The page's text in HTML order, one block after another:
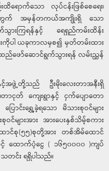
ာက်သော လုပ်ငန်းဖြစ်စေရေး၊
အတွက် အမှန်တကယ်အကျိုးရှိ သော
က်သွားကြရန်နှင့် ရေရှည်ကမ်းထိန်း
းကိုပါ ယခုကာလမှစ၍ မှတ်တမ်းထား
ဖော်ဆောင်ရွက်သွားရန် လမ်းညွှန်
င့်အဖွဲ့တို့သည် ဦးမိုးလေးတာအနီးရှိ
ာငုတ်‌ ကျေးရွာနှင့် ငှက်‌ပျောတော
ြောင်းရွှေ့ခဲ့ရသော မိသားစုဝင်များ
င်များအား အားပေးနှစ်သိမ့်စကား
ထောင်စု(၅၅)စုတို့အား တစ်အိမ်ထောင်
င့် ထောက်ပံ့ငွေ ( ၁၆၅၀၀၀၀ )ကျပ်
တင်း ရရှိပါသည်။